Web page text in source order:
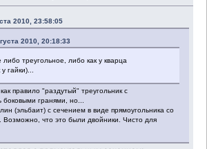
2010, 23:58:05
2010, 20:18:33
либо треугольное, либо как у кварца
гайки)...
правило "раздутый" треугольник с
гранями, но...
(эльбаит) с сечением в виде прямоугольника со
Возможно, что это были двойники. Чисто для